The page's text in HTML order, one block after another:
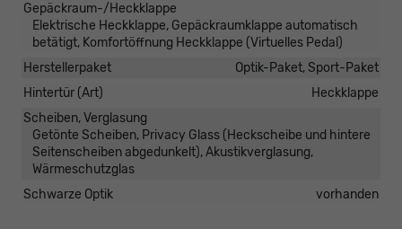
Gepäckraum-/Heckklappe
Elektrische Heckklappe, Gepäckraumklappe automatisch
betätigt, Komfortöffnung Heckklappe (Virtuelles Pedal)
Herstellerpaket
Optik-Paket, Sport-Paket
Hintertür (Art)
Heckklappe
Scheiben, Verglasung
Getönte Scheiben, Privacy Glass (Heckscheibe und hintere
Seitenscheiben abgedunkelt), Akustikverglasung,
Wärmeschutzglas
Schwarze Optik
vorhanden